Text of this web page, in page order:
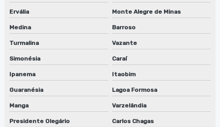
Serviço de manutenção de lavadora de peças biodegradáveis
Serviço de manutenção de máquinas de limpeza de
equipamentos
Serviço de reparo de lavadora de cilindros
Serviço de reparo de lavadora de cilindros em jundiaí
Serviço de reparo de lavadora de cilindros em sp
Ervália Monte Alegre de Minas
Medina Barroso
Turmalina Vazante
Simonésia Caraí
Ipanema Itaobim
Guaranésia Lagoa Formosa
Manga Varzelândia
Presidente Olegário Carlos Chagas